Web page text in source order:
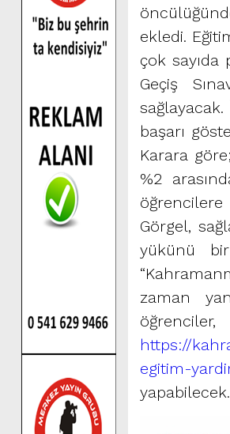
ekledi.
çok sayıda
Geçiş
sağlayacak.
başarı
Karara
%2
Görgel,
yükünü bir
zaman
https://
egitim-
yapabilecek.